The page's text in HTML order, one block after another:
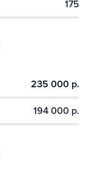
175
235 000 р.
194 000 р.